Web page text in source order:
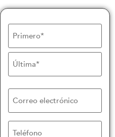
Correo
electrónico
Teléfono